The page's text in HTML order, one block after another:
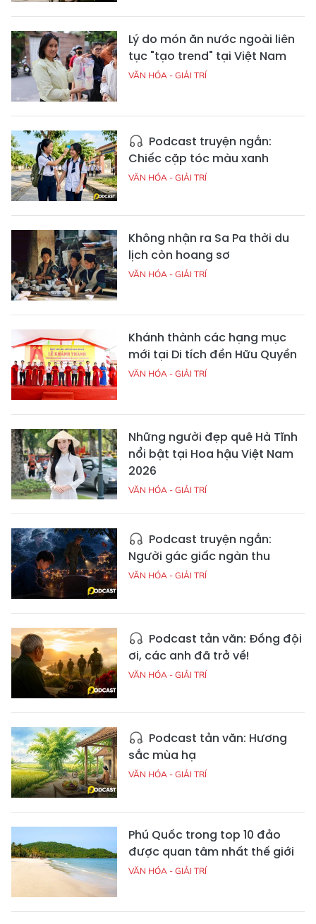
Lý do món ăn nước ngoài liên
tục "tạo trend" tại Việt Nam
VĂN HÓA - GIẢI TRÍ
Podcast truyện ngắn:
Chiếc cặp tóc màu xanh
VĂN HÓA - GIẢI TRÍ
Không nhận ra Sa Pa thời du
lịch còn hoang sơ
VĂN HÓA - GIẢI TRÍ
Khánh thành các hạng mục
mới tại Di tích đền Hữu Quyền
VĂN HÓA - GIẢI TRÍ
Những người đẹp quê Hà Tĩnh
nổi bật tại Hoa hậu Việt Nam
2026
VĂN HÓA - GIẢI TRÍ
Podcast truyện ngắn:
Người gác giấc ngàn thu
VĂN HÓA - GIẢI TRÍ
Podcast tản văn: Đồng đội
ơi, các anh đã trở về!
VĂN HÓA - GIẢI TRÍ
Podcast tản văn: Hương
sắc mùa hạ
VĂN HÓA - GIẢI TRÍ
Phú Quốc trong top 10 đảo
được quan tâm nhất thế giới
VĂN HÓA - GIẢI TRÍ